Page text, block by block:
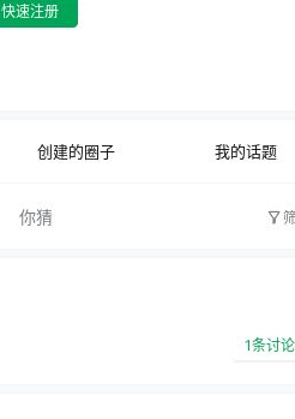
快速注册
创建的圈子 我的话题
你猜
1条讨论